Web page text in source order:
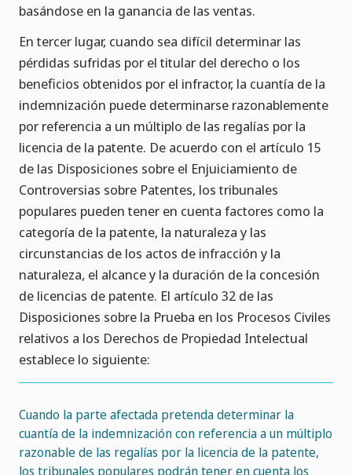
basándose en la ganancia de las ventas.
En tercer lugar, cuando sea difícil determinar las
pérdidas sufridas por el titular del derecho o los
beneficios obtenidos por el infractor, la cuantía de la
indemnización puede determinarse razonablemente
por referencia a un múltiplo de las regalías por la
licencia de la patente. De acuerdo con el artículo 15
de las Disposiciones sobre el Enjuiciamiento de
Controversias sobre Patentes, los tribunales
populares pueden tener en cuenta factores como la
categoría de la patente, la naturaleza y las
circunstancias de los actos de infracción y la
naturaleza, el alcance y la duración de la concesión
de licencias de patente. El artículo 32 de las
Disposiciones sobre la Prueba en los Procesos Civiles
relativos a los Derechos de Propiedad Intelectual
establece lo siguiente:
Cuando la parte afectada pretenda determinar la
cuantía de la indemnización con referencia a un múltiplo
razonable de las regalías por la licencia de la patente,
los tribunales populares podrán tener en cuenta los